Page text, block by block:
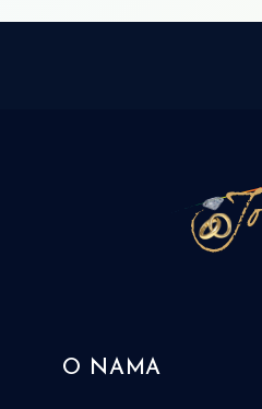
O NAMA